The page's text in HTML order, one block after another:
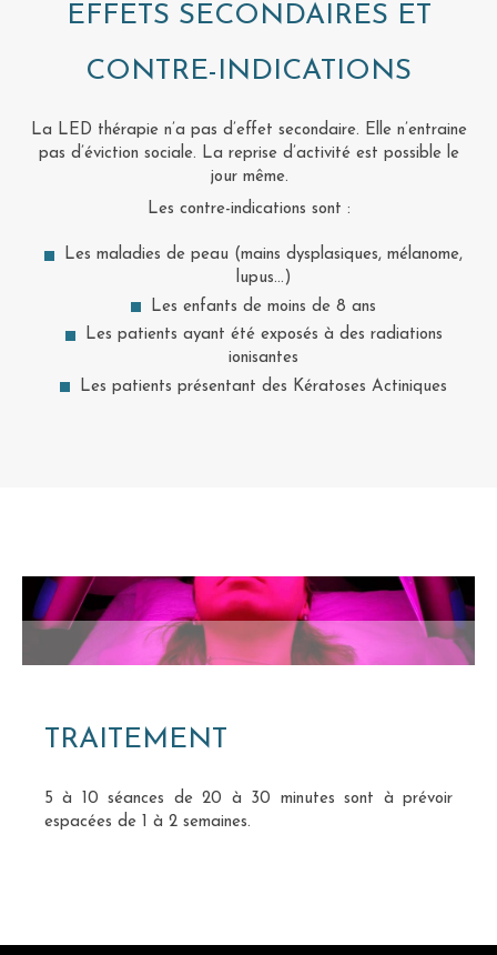
EFFETS SECONDAIRES ET
CONTRE-INDICATIONS
La LED thérapie n’a pas d’effet secondaire. Elle n’entraine
pas d’éviction sociale. La reprise d’activité est possible le
jour même.
Les contre-indications sont :
Les maladies de peau (mains dysplasiques, mélanome,
lupus…)
Les enfants de moins de 8 ans
Les patients ayant été exposés à des radiations
ionisantes
Les patients présentant des Kératoses Actiniques
TRAITEMENT
5 à 10 séances de 20 à 30 minutes sont à prévoir
espacées de 1 à 2 semaines.